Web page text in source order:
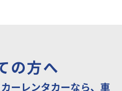
の方へ
ーレンタカーなら、車